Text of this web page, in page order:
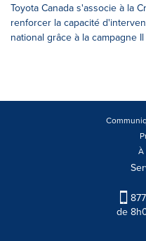
Toyota Canada s'associe à la
renforcer la capacité
national grâce à la campagne
À
de